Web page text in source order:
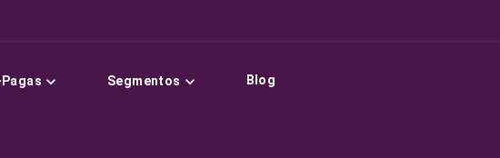
Segmentos Blog